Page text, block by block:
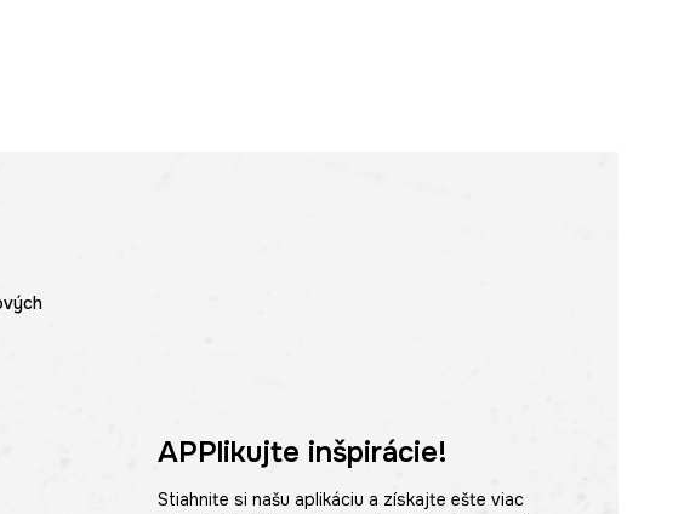
APPlikujte inšpirácie!
Stiahnite si našu aplikáciu a získajte ešte viac